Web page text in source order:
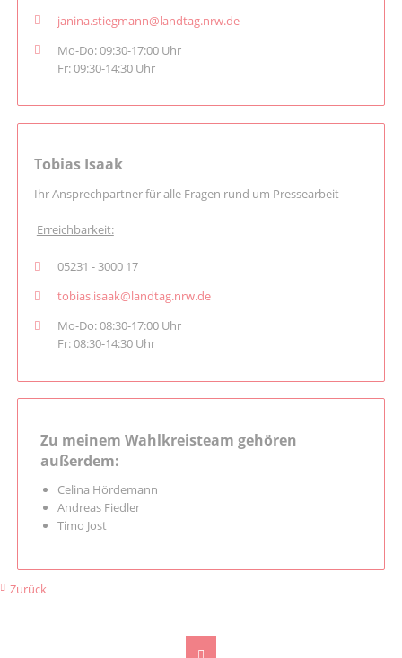
janina.stiegmann@landtag.nrw.de
Mo-Do: 09:30-17:00 Uhr
Fr: 09:30-14:30 Uhr
Tobias Isaak
Ihr Ansprechpartner für alle Fragen rund um Pressearbeit
Erreichbarkeit:
05231 - 3000 17
tobias.isaak@landtag.nrw.de
Mo-Do: 08:30-17:00 Uhr
Fr: 08:30-14:30 Uhr
Zu meinem Wahlkreisteam gehören
außerdem:
Celina Hördemann
Andreas Fiedler
Timo Jost
Zurück